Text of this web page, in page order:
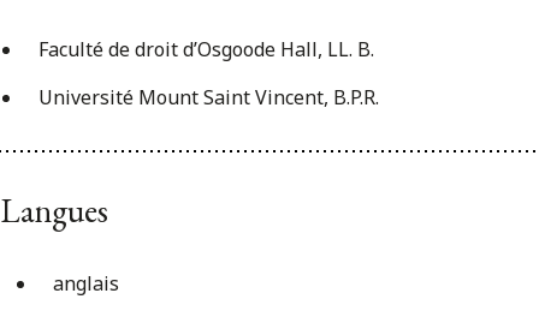
Faculté de droit d’Osgoode Hall, LL. B.
Université Mount Saint Vincent, B.P.R.
Langues
anglais